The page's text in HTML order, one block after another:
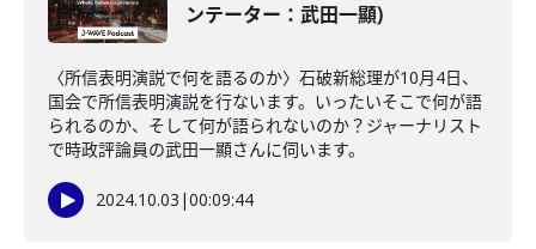
ンテーター：武田一顯)
〈所信表明演説で何を語るのか〉石破新総理が10月4日、
国会で所信表明演説を行ないます。いったいそこで何が語
られるのか、そして何が語られないのか？ジャーナリスト
で時政評論員の武田一顯さんに伺います。
2024.10.03 |00:09:44